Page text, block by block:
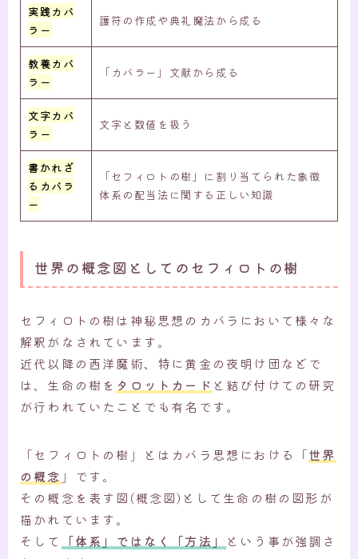
実践カバ
ラー
護符の作成や典礼魔法から成る
教養カバ
ラー
「カバラー」文献から成る
文字カバ
ラー
文字と数値を扱う
書かれざ
るカバラ
ー
「セフィロトの樹」に割り当てられた象徴
体系の配当法に関する正しい知識
世界の概念図としてのセフィロトの樹
セフィロトの樹は神秘思想のカバラにおいて様々な
解釈がなされています。
近代以降の西洋魔術、特に黄金の夜明け団などで
は、生命の樹を タロットカード と結び付けての研究
が行われていたことでも有名です。
「セフィロトの樹」とはカバラ思想における「世界
の概念 」です。
その概念を表す図(概念図)として生命の樹の図形が
描かれています。
そして
「体系」ではなく「方法」
という事が強調さ